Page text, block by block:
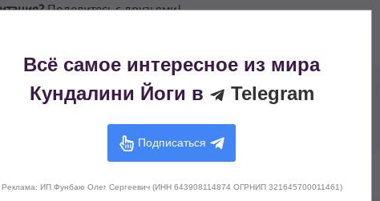
Поделитесь с друзьями!
на основании следующих источников:
по Йоге Осознания, Кундалини йоге школы Йоги Бхаджана»,
Всё самое интересное из мира
Кундалини Йоги в
Telegram
Подписаться
Реклама: ИП Фунбаю Олег Сергеевич (ИНН 643908114874 ОГРНИП 321645700011461)